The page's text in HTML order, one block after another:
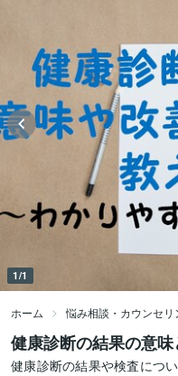
1/1
ホーム 悩み相談・カウンセリ
健康診断の結果の意
健康診断の結果や検査につ